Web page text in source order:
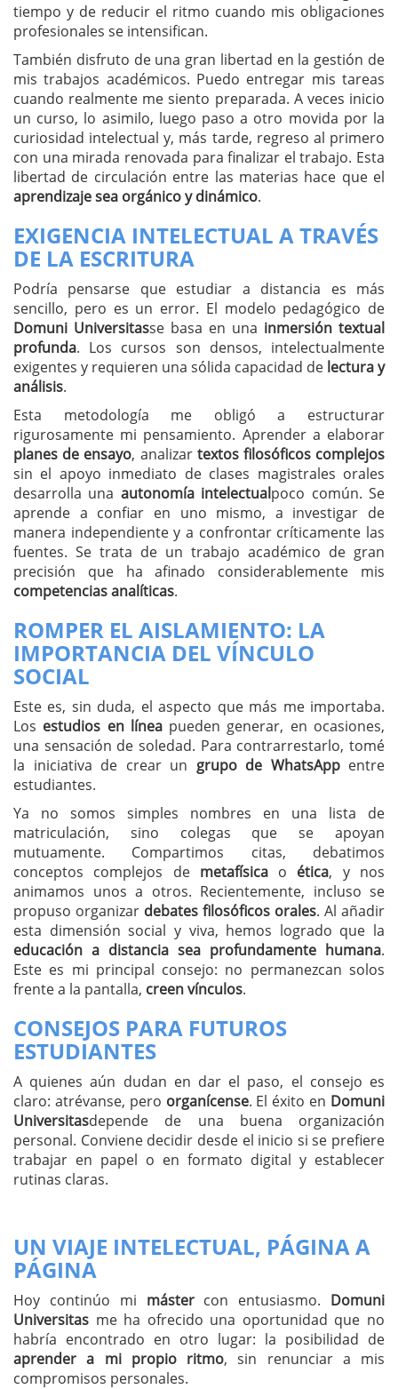
tiempo y de reducir el ritmo cuando mis obligaciones
profesionales se intensifican.
También disfruto de una gran libertad en la gestión de
mis trabajos académicos. Puedo entregar mis tareas
cuando realmente me siento preparada. A veces inicio
un curso, lo asimilo, luego paso a otro movida por la
curiosidad intelectual y, más tarde, regreso al primero
con una mirada renovada para finalizar el trabajo. Esta
libertad de circulación entre las materias hace que el
aprendizaje sea orgánico y dinámico.
EXIGENCIA INTELECTUAL A TRAVÉS
DE LA ESCRITURA
Podría pensarse que estudiar a distancia es más
sencillo, pero es un error. El modelo pedagógico de
Domuni Universitasse basa en una inmersión textual
profunda. Los cursos son densos, intelectualmente
exigentes y requieren una sólida capacidad de lectura y
análisis.
Esta metodología me obligó a estructurar
rigurosamente mi pensamiento. Aprender a elaborar
planes de ensayo, analizar textos filosóficos complejos
sin el apoyo inmediato de clases magistrales orales
desarrolla una autonomía intelectualpoco común. Se
aprende a confiar en uno mismo, a investigar de
manera independiente y a confrontar críticamente las
fuentes. Se trata de un trabajo académico de gran
precisión que ha afinado considerablemente mis
competencias analíticas.
ROMPER EL AISLAMIENTO: LA
IMPORTANCIA DEL VÍNCULO
SOCIAL
Este es, sin duda, el aspecto que más me importaba.
Los estudios en líneapueden generar, en ocasiones,
una sensación de soledad. Para contrarrestarlo, tomé
la iniciativa de crear un grupo de WhatsAppentre
estudiantes.
Ya no somos simples nombres en una lista de
matriculación, sino colegas que se apoyan
mutuamente. Compartimos citas, debatimos
conceptos complejos de metafísicao ética, y nos
animamos unos a otros. Recientemente, incluso se
propuso organizar debates filosóficos orales. Al añadir
esta dimensión social y viva, hemos logrado que la
educación a distancia sea profundamente humana.
Este es mi principal consejo: no permanezcan solos
frente a la pantalla, creen vínculos.
CONSEJOS PARA FUTUROS
ESTUDIANTES
A quienes aún dudan en dar el paso, el consejo es
claro: atrévanse, pero organícense. El éxito en Domuni
Universitasdepende de una buena organización
personal. Conviene decidir desde el inicio si se prefiere
trabajar en papel o en formato digital y establecer
rutinas claras.
UN VIAJE INTELECTUAL, PÁGINA A
PÁGINA
Hoy continúo mi mástercon entusiasmo. Domuni
Universitas me ha ofrecido una oportunidad que no
habría encontrado en otro lugar: la posibilidad de
aprender a mi propio ritmo, sin renunciar a mis
compromisos personales.